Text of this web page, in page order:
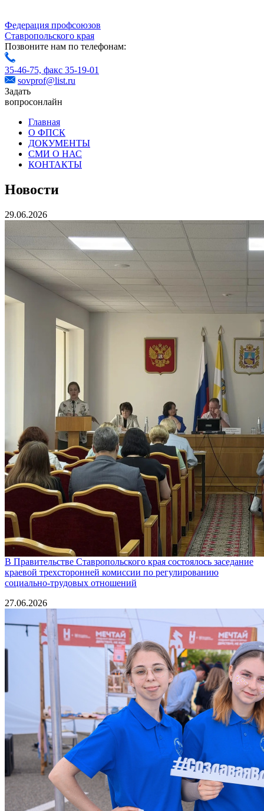
Федерация профсоюзов
Ставропольского края
Позвоните нам по телефонам:
35-46-75, факс 35-19-01
sovprof@list.ru
Задать
вопросонлайн
Главная
О ФПСК
ДОКУМЕНТЫ
СМИ О НАС
КОНТАКТЫ
Новости
29.06.2026
В Правительстве Ставропольского края состоялось заседание
краевой трехсторонней комиссии по регулированию
социально-трудовых отношений
27.06.2026